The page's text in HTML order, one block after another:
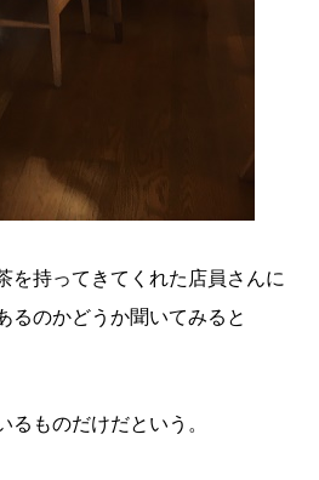
を持ってきてくれた店員さんに
るのかどうか聞いてみると
るものだけだという。